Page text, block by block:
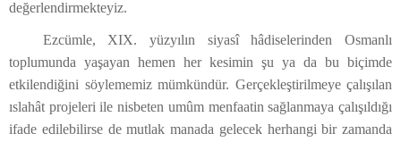
değerlendirmekteyiz.
Ezcümle, XIX. yüzyılın siyasî hâdiselerinden Osmanlı
toplumunda yaşayan hemen her kesimin şu ya da bu biçimde
etkilendiğini söylememiz mümkündür. Gerçekleştirilmeye çalışılan
ıslahât projeleri ile nisbeten umûm menfaatin sağlanmaya çalışıldığı
ifade edilebilirse de mutlak manada gelecek herhangi bir zamanda